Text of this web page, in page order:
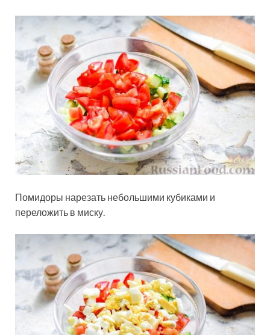
Помидоры нарезать небольшими кубиками и
переложить в миску.